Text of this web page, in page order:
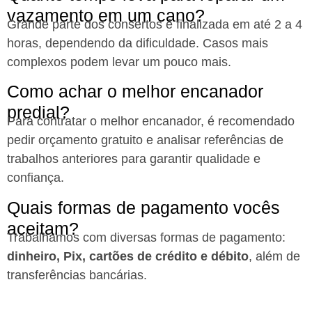
vazamento em um cano?
Grande parte dos consertos é finalizada em até 2 a 4
horas, dependendo da dificuldade. Casos mais
complexos podem levar um pouco mais.
Como achar o melhor encanador
predial?
Para contratar o melhor encanador, é recomendado
pedir orçamento gratuito e analisar referências de
trabalhos anteriores para garantir qualidade e
confiança.
Quais formas de pagamento vocês
aceitam?
Trabalhamos com diversas formas de pagamento:
dinheiro, Pix, cartões de crédito e débito, além de
transferências bancárias.